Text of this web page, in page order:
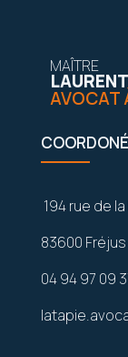
MAÎTRE
AVOCAT
194 rue de
83600 Fréjus
04 94 97 09